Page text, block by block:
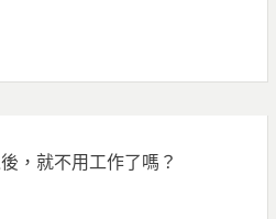
，就不用工作了嗎？